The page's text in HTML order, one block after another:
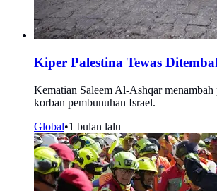
Kiper Palestina Tewas
Kematian Saleem Al-Ashqar menambah
korban pembunuhan Israel.
Global•1 bulan lalu